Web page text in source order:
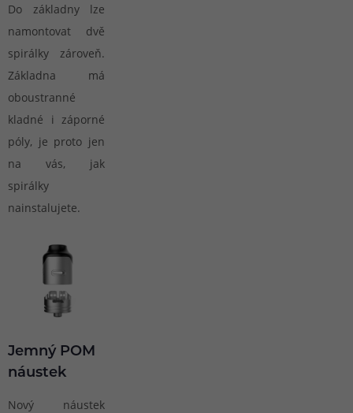
Do základny lze
namontovat dvě
spirálky zároveň.
Základna má
oboustranné
kladné i záporné
póly, je proto jen
na vás, jak
spirálky
nainstalujete.
Jemný POM
náustek
Nový náustek